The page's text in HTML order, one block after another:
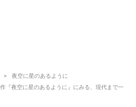
夜空に星のあるように
『夜空に星のあるように』にみる、現代まで一